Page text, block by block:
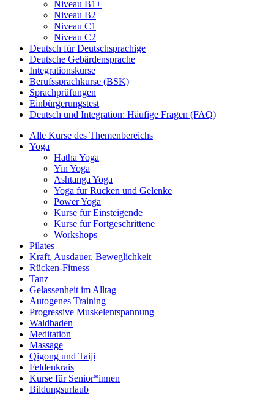
Niveau B1+
Niveau B2
Niveau C1
Niveau C2
Deutsch für Deutschsprachige
Deutsche Gebärdensprache
Integrationskurse
Berufssprachkurse (BSK)
Sprachprüfungen
Einbürgerungstest
Deutsch und Integration: Häufige Fragen (FAQ)
Alle Kurse des Themenbereichs
Yoga
Hatha Yoga
Yin Yoga
Ashtanga Yoga
Yoga für Rücken und Gelenke
Power Yoga
Kurse für Einsteigende
Kurse für Fortgeschrittene
Workshops
Pilates
Kraft, Ausdauer, Beweglichkeit
Rücken-Fitness
Tanz
Gelassenheit im Alltag
Autogenes Training
Progressive Muskelentspannung
Waldbaden
Meditation
Massage
Qigong und Taiji
Feldenkrais
Kurse für Senior*innen
Bildungsurlaub